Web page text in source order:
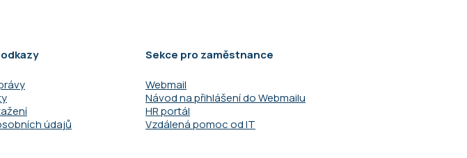
údajů
Sekce pro zaměstnance
Webmail
Návod na přihlášení do Webmailu
HR portál
Vzdálená pomoc od IT